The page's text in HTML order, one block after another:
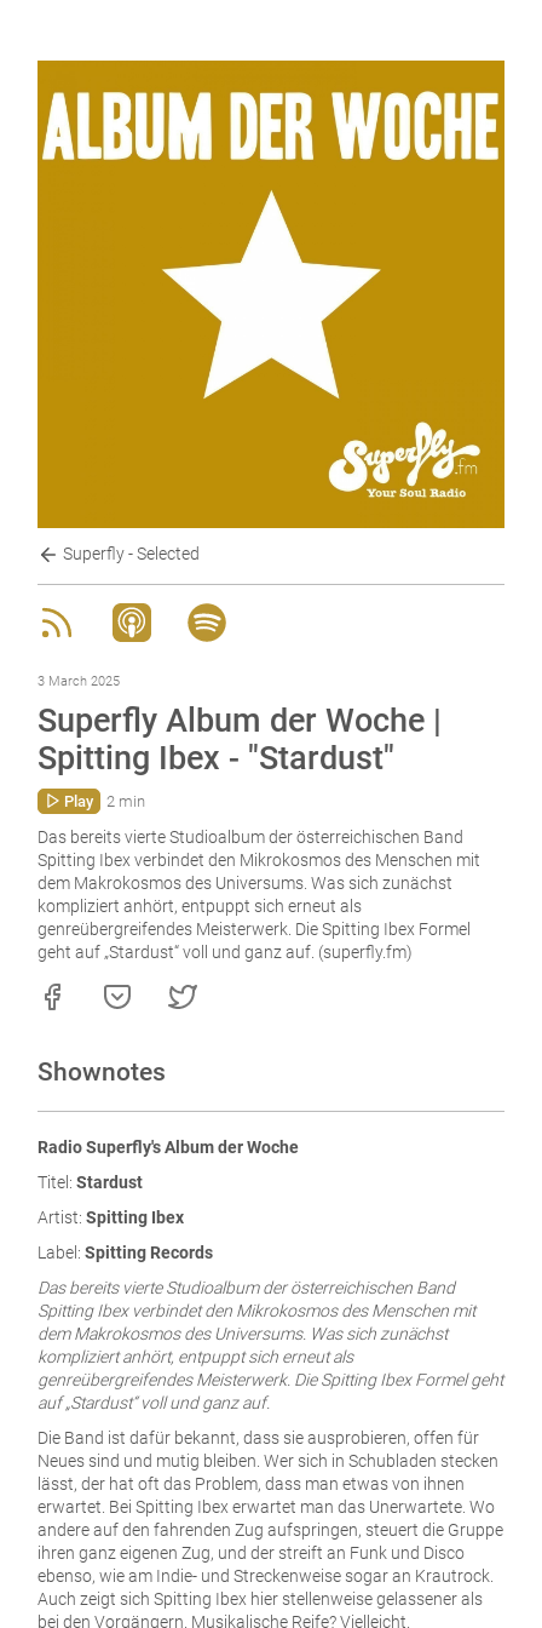
Superfly - Selected
3 March 2025
Superfly Album der Woche |
Spitting Ibex - "Stardust"
Play 2 min
Das bereits vierte Studioalbum der österreichischen Band
Spitting Ibex verbindet den Mikrokosmos des Menschen mit
dem Makrokosmos des Universums. Was sich zunächst
kompliziert anhört, entpuppt sich erneut als
genreübergreifendes Meisterwerk. Die Spitting Ibex Formel
geht auf „Stardust“ voll und ganz auf. (superfly.fm)
Shownotes
Radio Superfly's Album der Woche
Titel:Stardust
Artist:Spitting Ibex
Label:Spitting Records
Das bereits vierte Studioalbum der österreichischen Band
Spitting Ibex verbindet den Mikrokosmos des Menschen mit
dem Makrokosmos des Universums. Was sich zunächst
kompliziert anhört, entpuppt sich erneut als
genreübergreifendes Meisterwerk. Die Spitting Ibex Formel geht
auf „Stardust“ voll und ganz auf.
Die Band ist dafür bekannt, dass sie ausprobieren, offen für
Neues sind und mutig bleiben. Wer sich in Schubladen stecken
lässt, der hat oft das Problem, dass man etwas von ihnen
erwartet. Bei Spitting Ibex erwartet man das Unerwartete. Wo
andere auf den fahrenden Zug aufspringen, steuert die Gruppe
ihren ganz eigenen Zug, und der streift an Funk und Disco
ebenso, wie am Indie- und Streckenweise sogar an Krautrock.
Auch zeigt sich Spitting Ibex hier stellenweise gelassener als
bei den Vorgängern. Musikalische Reife? Vielleicht.